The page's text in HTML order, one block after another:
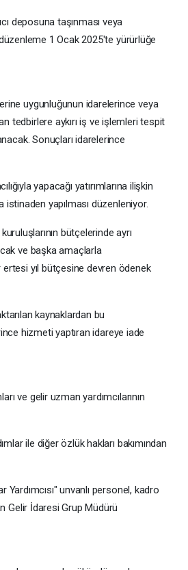
deposuna taşınması veya
1 Ocak 2025'te yürürlüğe
uygunluğunun idarelerince veya
tedbirlere aykırı iş ve işlemleri tespit
Sonuçları idarelerince
yapacağı yatırımlarına ilişkin
yapılması düzenleniyor.
bütçelerinde ayrı
ve başka amaçlarla
ertesi yıl bütçesine devren ödenek
kaynaklardan bu
hizmeti yaptıran idareye iade
ve gelir uzman yardımcılarının
ile diğer özlük hakları bakımından
unvanlı personel, kadro
Gelir İdaresi Grup Müdürü